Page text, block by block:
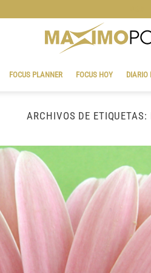
FOCUS PLANNER FOCUS HOY DIARIO
ARCHIVOS DE ETIQUETAS: